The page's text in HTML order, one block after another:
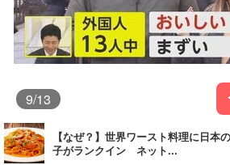
9/13
【なぜ？】世界ワースト料理に日本
子がランクイン ネット...